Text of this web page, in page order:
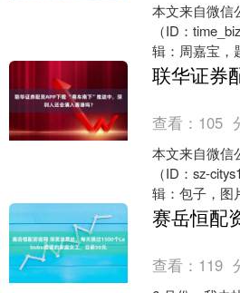
本文来自微信
（ID：
辑：周嘉宝，
岩点间伸展、
镁粉的....
查看： 105
本文来自微信
（ID：sz-
辑：包子，图
标题：《2 大
港....
查看： 119